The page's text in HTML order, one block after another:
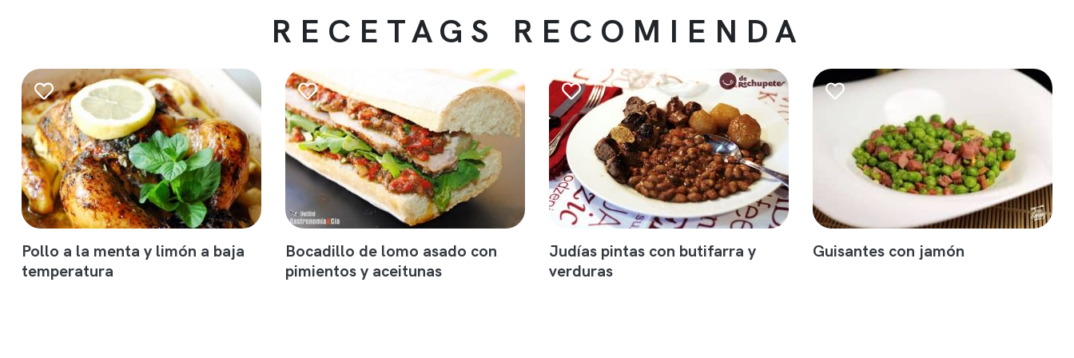
RECETAGS RECOMIENDA
Pollo a la menta y limón a baja
temperatura
Bocadillo de lomo asado con
pimientos y aceitunas
Judías pintas con butifarra y
verduras
Guisantes con jamón